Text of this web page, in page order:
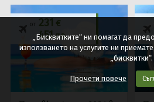
от 231 €
451лв.
„Бисквитките“ ни помагат да
използването на услугите ни
„бисквитки“.
Прочети повече